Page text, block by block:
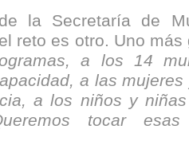
/ En solo dos años y
prevista para los 4 años
la Secretaría de
reto es otro. Uno más
a los 14
a las
a los niños y
tocar